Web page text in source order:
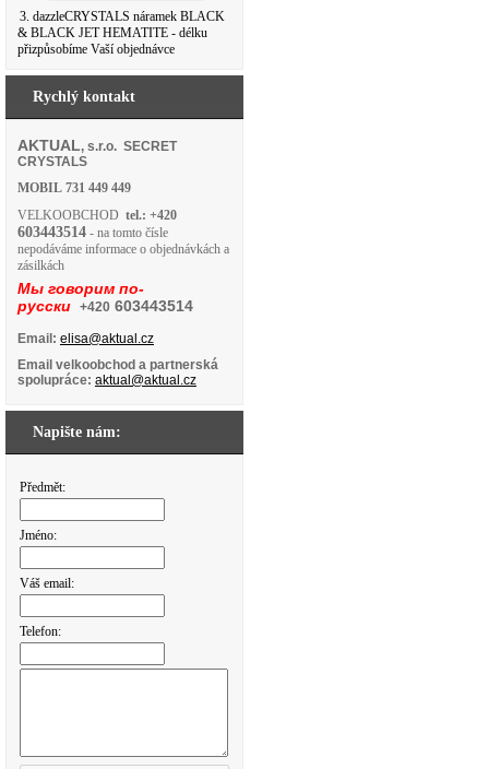
3. dazzleCRYSTALS náramek BLACK
& BLACK JET HEMATITE - délku
přizpůsobíme Vaší objednávce
Rychlý kontakt
AKTUAL, s.r.o. SECRET
CRYSTALS
MOBIL 731 449 449
VELKOOBCHOD tel.: +420
603443514 - na tomto čísle
nepodáváme informace o objednávkách a
zásilkách
Мы говорим по-
русски +420 603443514
Email: elisa@aktual.cz
Email velkoobchod a partnerská
spolupráce: aktual@aktual.cz
Napište nám:
Předmět:
Jméno:
Váš email:
Telefon: